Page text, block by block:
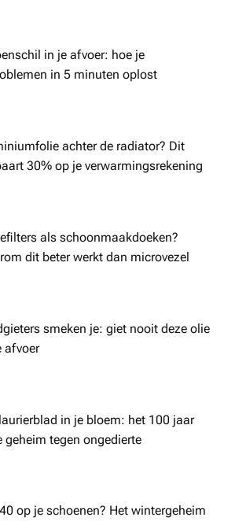
in je afvoer: hoe je
in 5 minuten oplost
achter de radiator? Dit
30% op je verwarmingsrekening
als schoonmaakdoeken?
dit beter werkt dan microvezel
smeken je: giet nooit deze olie
afvoer
in je bloem: het 100 jaar
geheim tegen ongedierte
op je schoenen? Het wintergeheim